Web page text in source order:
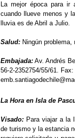
La mejor época para
cuando llueve menos y
lluvia es de Abril a Julio.
Salud: Ningún
Embajada:Av. Andrés
56-2-2352754/55/61.
La Hora en Isla de
Visado:Para viajar a la
de turismo y la estancia